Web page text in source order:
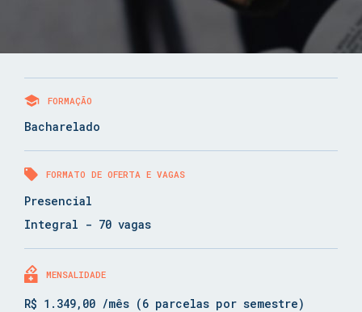
FORMAÇÃO
Bacharelado
FORMATO DE OFERTA E VAGAS
Presencial
Integral - 70 vagas
MENSALIDADE
R$ 1.349,00 /mês (6 parcelas por semestre)